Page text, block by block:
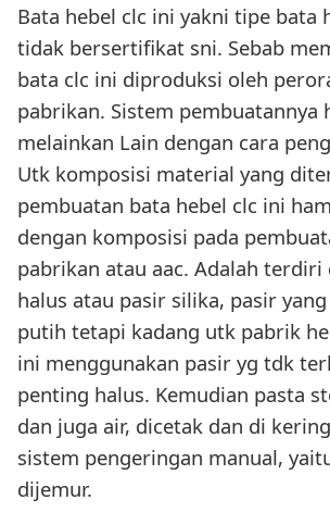
Bata hebel clc ini yakni tipe bata
tidak bersertifikat sni. Sebab
bata clc ini diproduksi oleh
pabrikan. Sistem pembuatannya
melainkan Lain dengan cara
Utk komposisi material yang
pembuatan bata hebel clc ini
dengan komposisi pada
pabrikan atau aac. Adalah
halus atau pasir silika, pasir
putih tetapi kadang utk pabrik
ini menggunakan pasir yg tdk
penting halus. Kemudian pasta
dan juga air, dicetak dan di
sistem pengeringan manual,
dijemur.